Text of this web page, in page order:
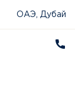
ОАЭ, Дубай